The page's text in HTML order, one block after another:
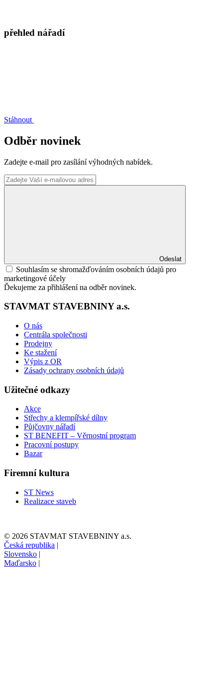
přehled nářadí
Stáhnout
Odběr novinek
Zadejte e-mail pro zasílání výhodných nabídek.
Odeslat
Souhlasím se shromažďováním osobních údajů pro
marketingové účely
Ďekujeme za přihlášení na odběr novinek.
STAVMAT STAVEBNINY a.s.
O nás
Centrála společnosti
Prodejny
Ke stažení
Výpis z OR
Zásady ochrany osobních údajů
Užitečné odkazy
Akce
Střechy a klempířské dílny
Půjčovny nářadí
ST BENEFIT – Věrnostní program
Pracovní postupy
Bazar
Firemní kultura
ST News
Realizace staveb
© 2026 STAVMAT STAVEBNINY a.s.
Česká republika |
Slovensko |
Maďarsko |